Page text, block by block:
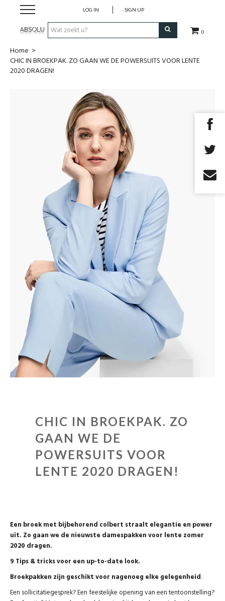
0
LOG IN SIGN UP
Webshop Dames
Fashion Blog
Cadeaubon
Home >
CHIC IN BROEKPAK. ZO GAAN WE DE POWERSUITS VOOR LENTE
2020 DRAGEN!
CHIC IN BROEKPAK. ZO
GAAN WE DE
POWERSUITS VOOR
LENTE 2020 DRAGEN!
Een broek met bijbehorend colbert straalt elegantie en power
uit. Zo gaan we de nieuwste damespakken voor lente zomer
2020 dragen.
9 Tips & tricks voor een up-to-date look.
Broekpakken zijn geschikt voor nagenoeg elke gelegenheid.
Een sollicitatiegesprek? Een feestelijke opening van een tentoonstelling?